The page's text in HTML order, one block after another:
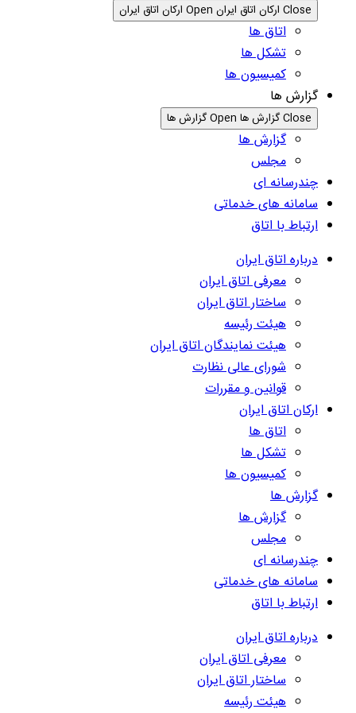
Close ارکان اتاق ایران Open ارکان اتاق ایران
اتاق ها
تشکل ها
کمیسیون ها
گزارش ها
Close گزارش ها Open گزارش ها
گزارش ها
مجلس
چندرسانه ای
سامانه های خدماتی
ارتباط با اتاق
درباره اتاق ایران
معرفی اتاق ایران
ساختار اتاق ایران
هیئت رئیسه
هیئت نمایندگان اتاق ایران
شورای عالی نظارت
قوانین و مقررات
ارکان اتاق ایران
اتاق ها
تشکل ها
کمیسیون ها
گزارش ها
گزارش ها
مجلس
چندرسانه ای
سامانه های خدماتی
ارتباط با اتاق
درباره اتاق ایران
معرفی اتاق ایران
ساختار اتاق ایران
هیئت رئیسه